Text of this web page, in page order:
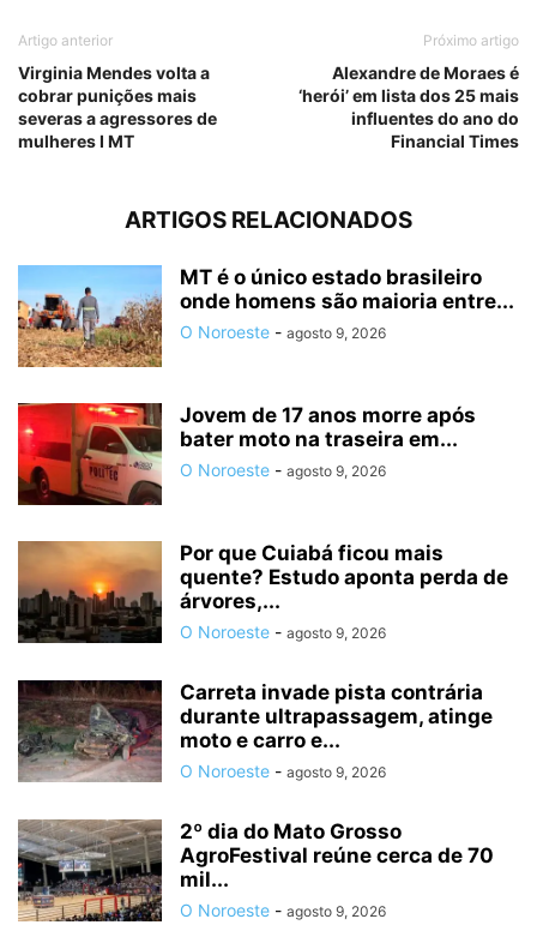
Artigo anterior
Virginia Mendes volta a
cobrar punições mais
severas a agressores de
mulheres I MT
Próximo artigo
Alexandre de Moraes é
‘herói’ em lista dos 25 mais
influentes do ano do
Financial Times
ARTIGOS RELACIONADOS
MT é o único estado brasileiro
onde homens são maioria entre...
O Noroeste - agosto 9, 2026
Jovem de 17 anos morre após
bater moto na traseira em...
O Noroeste - agosto 9, 2026
Por que Cuiabá ficou mais
quente? Estudo aponta perda de
árvores,...
O Noroeste - agosto 9, 2026
Carreta invade pista contrária
durante ultrapassagem, atinge
moto e carro e...
O Noroeste - agosto 9, 2026
2º dia do Mato Grosso
AgroFestival reúne cerca de 70
mil...
O Noroeste - agosto 9, 2026